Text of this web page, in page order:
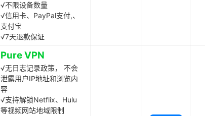
√不限设备数量
√信用卡、PayPal支付,、
支付宝
√7天退款保证
Pure VPN
√无日志记录政策， 不会
泄露用户IP地址和浏览内
容
√支持解锁Netflix、Hulu
等视频网站地域限制